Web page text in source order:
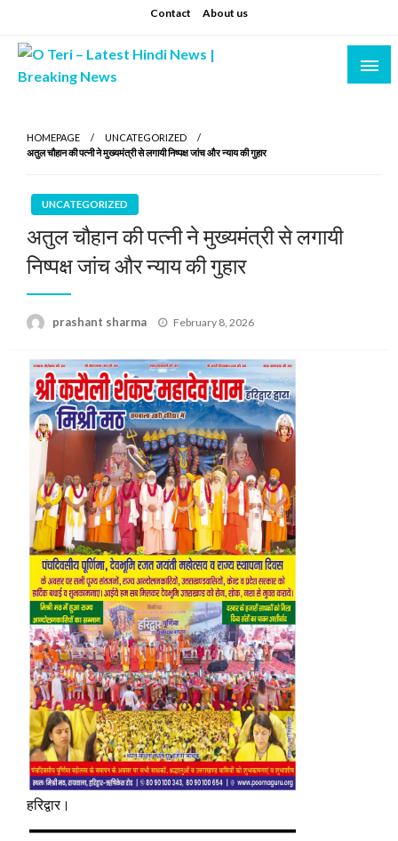
to
content
Contact About us
HOMEPAGE
UNCATEGORIZED
अतुल चौहान की पत्नी ने मुख्यमंत्री से लगायी निष्पक्ष जांच और न्याय की गुहार
UNCATEGORIZED
अतुल चौहान की पत्नी ने मुख्यमंत्री से लगायी
निष्पक्ष जांच और न्याय की गुहार
prashant sharma
Posted
February 8, 2026
हरिद्वार।